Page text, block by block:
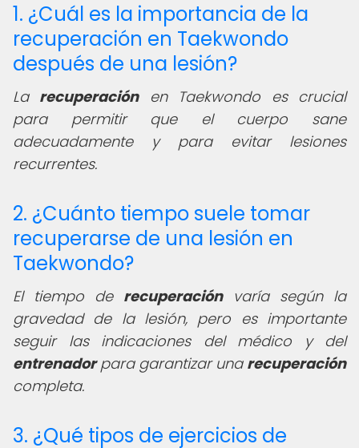
1. ¿Cuál es la importancia de la
recuperación en Taekwondo
después de una lesión?
La recuperaciónen Taekwondo es crucial
para permitir que el cuerpo sane
adecuadamente y para evitar lesiones
recurrentes.
2. ¿Cuánto tiempo suele tomar
recuperarse de una lesión en
Taekwondo?
El tiempo de recuperaciónvaría según la
gravedad de la lesión, pero es importante
seguir las indicaciones del médico y del
entrenadorpara garantizar una recuperación
completa.
3. ¿Qué tipos de ejercicios de